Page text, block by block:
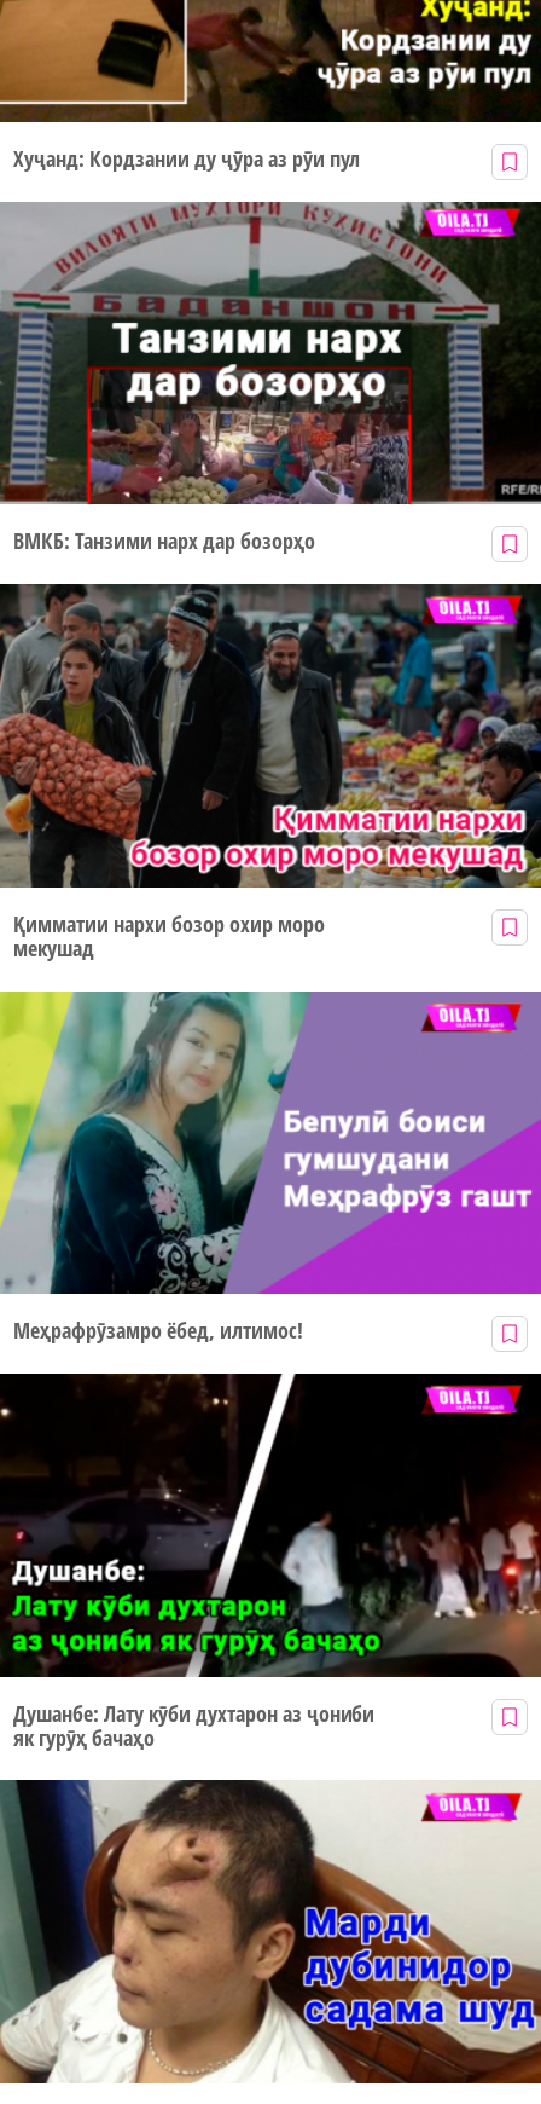
Хуҷанд: Кордзании ду ҷӯра аз рӯи пул
ВМКБ: Танзими нарх дар бозорҳо
Қимматии нархи бозор охир моро
мекушад
Меҳрафрӯзамро ёбед, илтимос!
Душанбе: Лату кӯби духтарон аз ҷониби
як гурӯҳ бачаҳо